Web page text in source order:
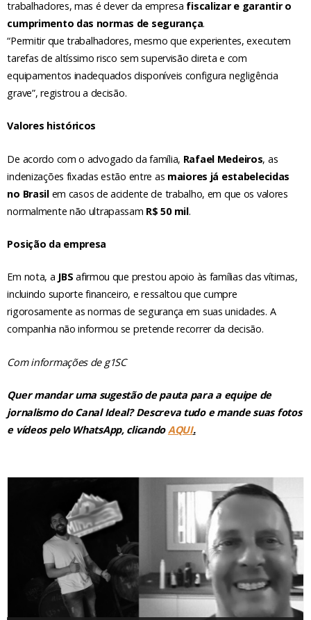
trabalhadores, mas é dever da empresa fiscalizar e garantir o
cumprimento das normas de segurança.
“Permitir que trabalhadores, mesmo que experientes, executem
tarefas de altíssimo risco sem supervisão direta e com
equipamentos inadequados disponíveis configura negligência
grave”, registrou a decisão.
Valores históricos
De acordo com o advogado da família, Rafael Medeiros, as
indenizações fixadas estão entre as maiores já estabelecidas
no Brasilem casos de acidente de trabalho, em que os valores
normalmente não ultrapassam R$ 50 mil.
Posição da empresa
Em nota, a JBS afirmou que prestou apoio às famílias das vítimas,
incluindo suporte financeiro, e ressaltou que cumpre
rigorosamente as normas de segurança em suas unidades. A
companhia não informou se pretende recorrer da decisão.
Com informações de g1SC
Quer mandar uma sugestão de pauta para a equipe de
jornalismo do Canal Ideal? Descreva tudo e mande suas fotos
e vídeos pelo WhatsApp, clicandoAQUI.